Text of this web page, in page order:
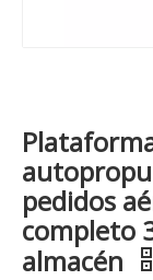
pedidos
completo
almacén